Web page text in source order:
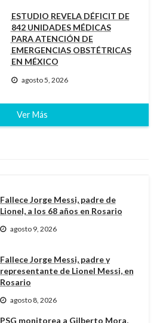
ESTUDIO REVELA DÉFICIT DE
842 UNIDADES MÉDICAS
PARA ATENCIÓN DE
EMERGENCIAS OBSTÉTRICAS
EN MÉXICO
agosto 5, 2026
Ver Más
Fallece Jorge Messi, padre de
Lionel, a los 68 años en Rosario
agosto 9, 2026
Fallece Jorge Messi, padre y
representante de Lionel Messi, en
Rosario
agosto 8, 2026
PSG monitorea a Gilberto Mora,